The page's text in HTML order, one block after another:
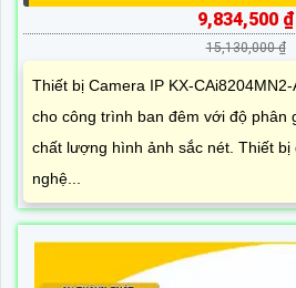
9,834,500 ₫
15,130,000 ₫
Thiết bị Camera IP KX-
cho công trình ban đêm với độ phân
chất lượng hình ảnh sắc nét. Thiết
nghệ...